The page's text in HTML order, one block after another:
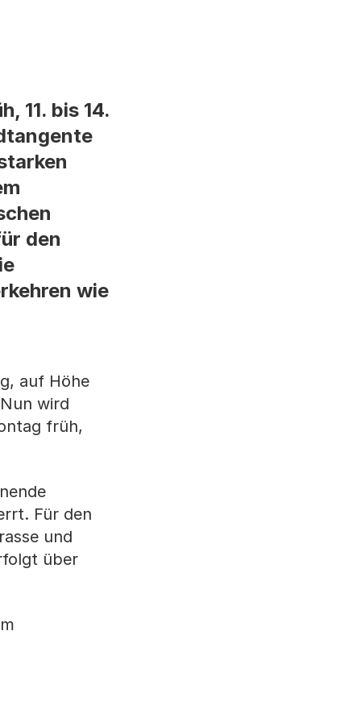
11. bis 14.
den
wie
auf Höhe
wird
früh,
Für den
und
über